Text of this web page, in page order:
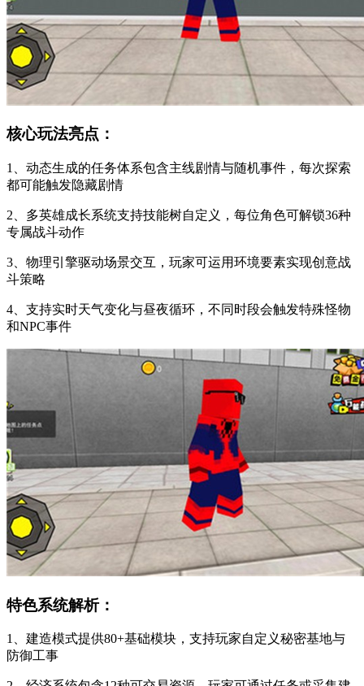
核心玩法亮点：
1、动态生成的任务体系包含主线剧情与随机事件，每次探索
都可能触发隐藏剧情
2、多英雄成长系统支持技能树自定义，每位角色可解锁36种
专属战斗动作
3、物理引擎驱动场景交互，玩家可运用环境要素实现创意战
斗策略
4、支持实时天气变化与昼夜循环，不同时段会触发特殊怪物
和NPC事件
特色系统解析：
1、建造模式提供80+基础模块，支持玩家自定义秘密基地与
防御工事